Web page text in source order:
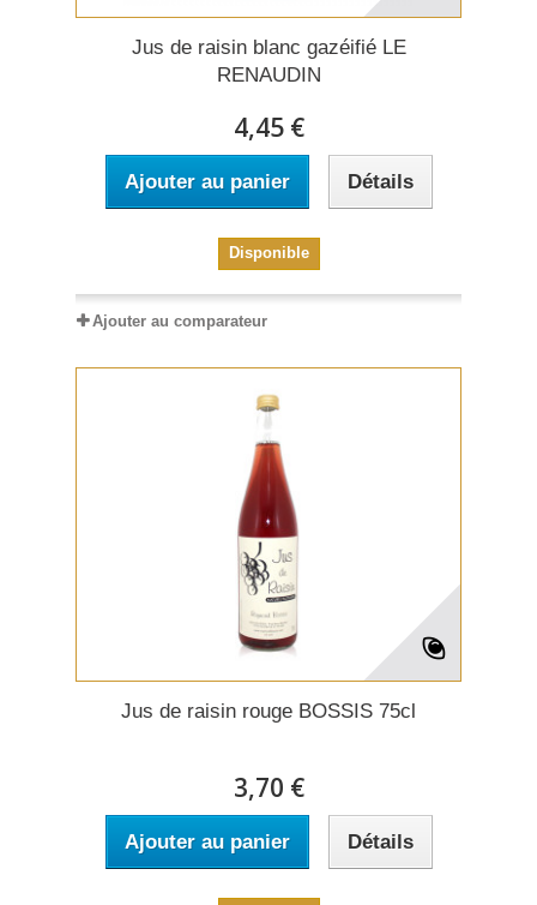
Jus de raisin blanc gazéifié LE
RENAUDIN
4,45 €
Ajouter au panier Détails
Disponible
Ajouter au comparateur
Jus de raisin rouge BOSSIS 75cl
3,70 €
Ajouter au panier Détails